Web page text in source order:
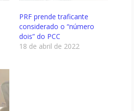
PRF prende traficante
considerado o “número
dois” do PCC
18 de abril de 2022